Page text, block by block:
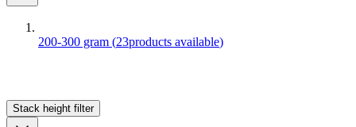
200-300 gram (23products available)
Stack height filter